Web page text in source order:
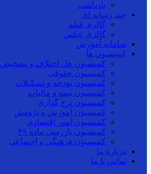
یادداشت
چند رسانه ای
گالری فیلم
گالری عکس
سامانه آموزش
کمیسیون ها
کمیسیون حل اختلاف و تشخیص
کمیسیون حقوقی
کمیسیون بودجه و تشکیلات
کمیسیون بیمه و مالیات
کمیسیون نرخ گذاری
کمیسیون آموزش و پژوهش
کمیسیون امور اقتصادی
کمیسیون بازرسی ماده ۳۹
کمیسیون فرهنگی و اجتماعی
درباره ما
تماس با ما